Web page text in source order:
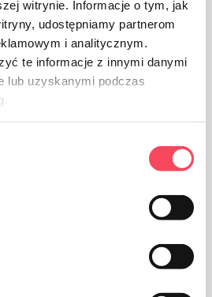
witrynie. Informacje o tym, jak
udostępniamy partnerom
i analitycznym.
te informacje z innymi danymi
lub uzyskanymi podczas
para reciclagem